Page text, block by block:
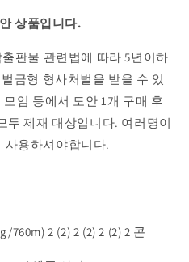
상품입니다.
판물 관련법에 따라 5년이하
금형 형사처벌을 받을 수 있
임 등에서 도안 1개 구매 후
두 제재 대상입니다. 여러명이
사용하셔야합니다.
760m)2 (2) 2 (2) 2 (2) 2 콘